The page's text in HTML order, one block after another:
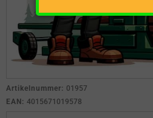
Artikelnummer: 01957
EAN: 4015671019578